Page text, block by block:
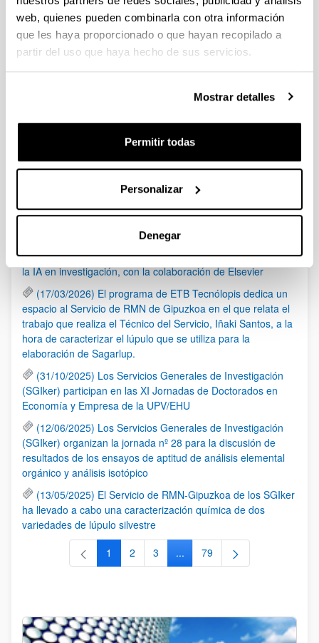
web, quienes pueden combinarla con otra información
que les haya proporcionado o que hayan recopilado a
partir del uso que haya hecho de sus servicios.
Mostrar detalles
Permitir todas
Personalizar
Denegar
Convocatoria Listados Datos de contacto
Convocatoria
IP. CORTAJARENA ECHEVERRIA, JOSÉ ANTONIO
Documentos
Convocatoria (Fecha publicación: 27/07/2022)
Solicitud(doc, 238,50Kb)
Noticias
RSS
(21/05/2026) Los Servicios Generales de Investigación
(SGIker) organizan una sesión sobre el uso responsable de
la IA en investigación, con la colaboración de Elsevier
(17/03/2026) El programa de ETB Tecnólopis dedica un
espacio al Servicio de RMN de Gipuzkoa en el que relata el
trabajo que realiza el Técnico del Servicio, Iñaki Santos, a la
hora de caracterizar el lúpulo que se utiliza para la
elaboración de Sagarlup.
(31/10/2025) Los Servicios Generales de Investigación
(SGIker) participan en las XI Jornadas de Doctorados en
Economía y Empresa de la UPV/EHU
(12/06/2025) Los Servicios Generales de Investigación
(SGIker) organizan la jornada nº 28 para la discusión de
resultados de los ensayos de aptitud de análisis elemental
orgánico y análisis isotópico
(13/05/2025) El Servicio de RMN-Gipuzkoa de los SGIker
ha llevado a cabo una caracterización química de dos
variedades de lúpulo silvestre
Página
1 Página
2 Página
3 ...Páginas intermedias Use TAB
Página
79